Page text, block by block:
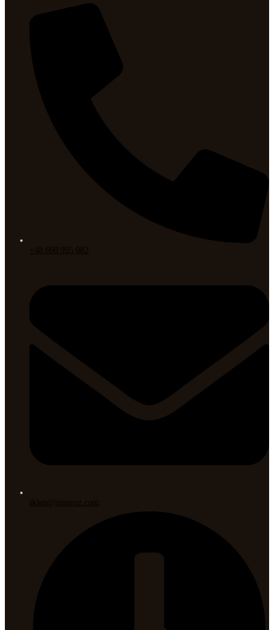
+48 660 995 082
sklep@miszroz.com